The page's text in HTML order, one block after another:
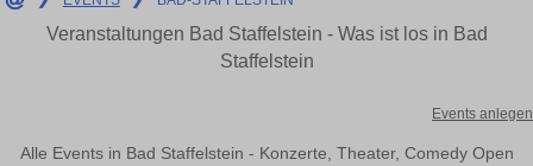
Veranstaltungen Bad Staffelstein - Was ist los in Bad
Staffelstein
Events anlegen
Alle Events in Bad Staffelstein - Konzerte, Theater, Comedy Open